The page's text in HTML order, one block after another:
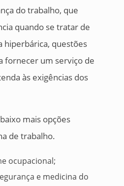
do trabalho, que
quando se tratar de
hiperbárica, questões
fornecer um serviço de
às exigências dos
mais opções
de trabalho.
ocupacional;
e medicina do